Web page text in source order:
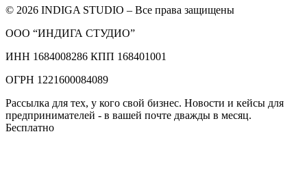
© 2026 INDIGA STUDIO – Все права защищены
ООО “ИНДИГА СТУДИО”
ИНН 1684008286 КПП 168401001
ОГРН 1221600084089
Рассылка для тех, у кого свой бизнес. Новости и кейсы для
предпринимателей - в вашей почте дважды в месяц.
Бесплатно